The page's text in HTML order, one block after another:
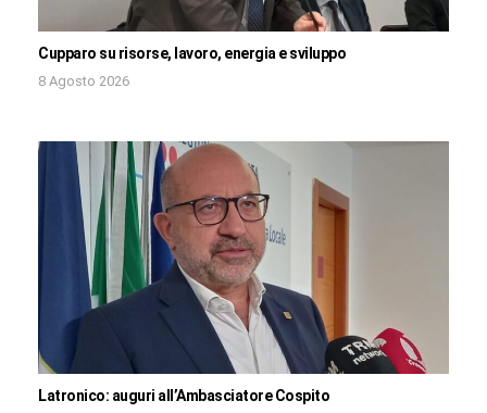
Cupparo su risorse, lavoro, energia e sviluppo
8 Agosto 2026
Latronico: auguri all’Ambasciatore Cospito